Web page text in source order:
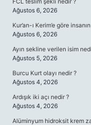
Ağustos 6, 2026
Kur’an-ı Kerim’e göre
Ağustos 6, 2026
Ayın sekline verilen isim
Ağustos 5, 2026
Burcu Kurt olayı nedir ?
Ağustos 4, 2026
Ardışık iki açı nedir ?
Ağustos 4, 2026
Alüminyum hidroksit krem